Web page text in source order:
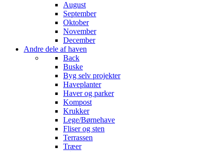
August
September
Oktober
November
December
Andre dele af haven
Back
Buske
Byg selv projekter
Haveplanter
Haver og parker
Kompost
Krukker
Lege/Børnehave
Fliser og sten
Terrassen
Træer